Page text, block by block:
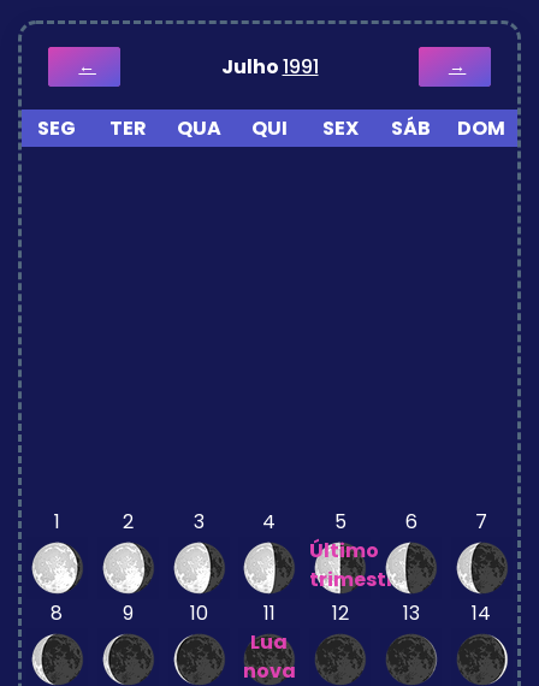
← Julho1991 →
SEG TER QUA QUI SEX SÁB DOM
1 2 3 4
5
Último
trimestre
6 7
8 9 10
11
Lua
nova
12 13 14